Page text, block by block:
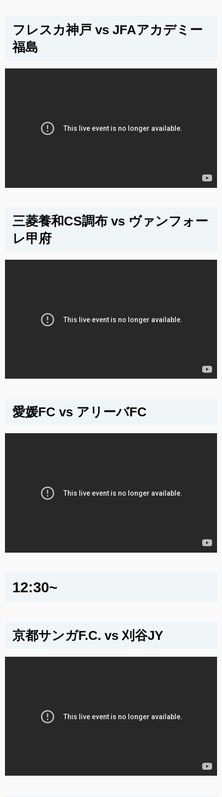
フレスカ神戸 vs JFAアカデミー
福島
三菱養和CS調布 vs ヴァンフォー
レ甲府
愛媛FC vs アリーバFC
12:30~
京都サンガF.C. vs 刈谷JY